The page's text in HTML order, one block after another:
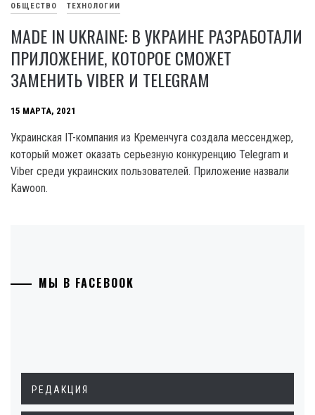
ОБЩЕСТВО ТЕХНОЛОГИИ
MADE IN UKRAINE: В УКРАИНЕ РАЗРАБОТАЛИ
ПРИЛОЖЕНИЕ, КОТОРОЕ СМОЖЕТ
ЗАМЕНИТЬ VIBER И TELEGRAM
15 МАРТА, 2021
Украинская IT-компания из Кременчуга создала мессенджер,
который может оказать серьезную конкуренцию Telegram и
Viber среди украинских пользователей. Приложение назвали
Kawoon.
МЫ В FACEBOOK
РЕДАКЦИЯ